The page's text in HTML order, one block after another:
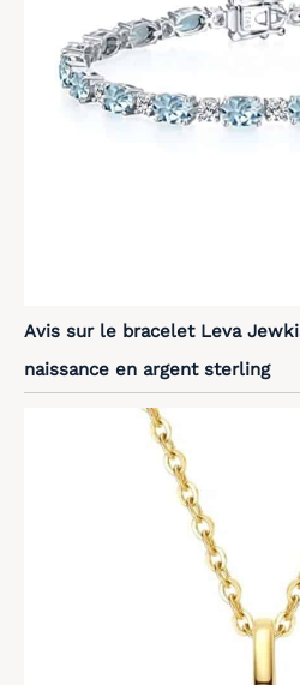
Avis sur le bracelet Leva
naissance en argent sterling